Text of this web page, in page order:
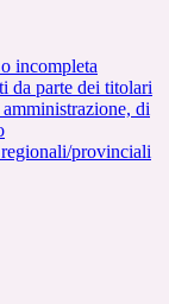
incompleta
da parte dei titolari
di
provinciali